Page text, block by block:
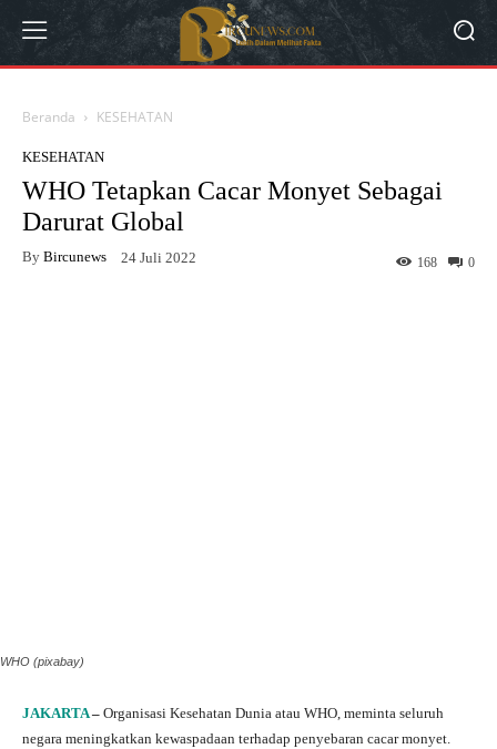
Beranda KESEHATAN
KESEHATAN
WHO Tetapkan Cacar Monyet Sebagai
Darurat Global
By Bircunews 24 Juli 2022 0
168
WHO (pixabay)
JAKARTA– Organisasi Kesehatan Dunia atau WHO, meminta seluruh
negara meningkatkan kewaspadaan terhadap penyebaran cacar monyet.